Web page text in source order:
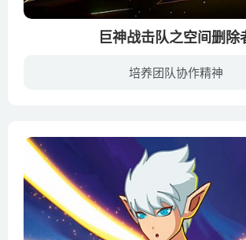
巨神战击队之空间删除
培养团队协作精神